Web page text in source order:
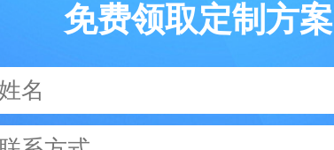
免费领取定制方案